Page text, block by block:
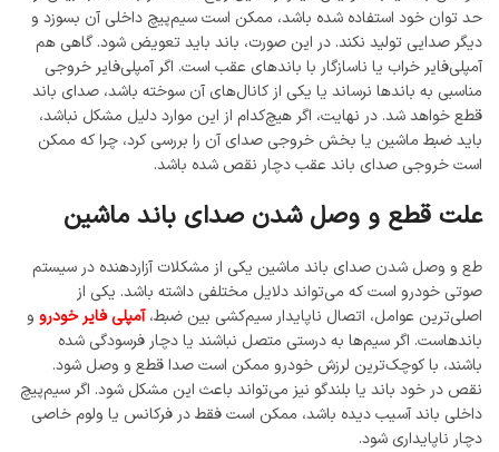
حد توان خود استفاده شده باشد، ممکن است سیم‌پیچ داخلی آن بسوزد و
دیگر صدایی تولید نکند. در این صورت، باند باید تعویض شود. گاهی هم
آمپلی‌فایر خراب یا ناسازگار با باندهای عقب است. اگر آمپلی‌فایر خروجی
مناسبی به باندها نرساند یا یکی از کانال‌های آن سوخته باشد، صدای باند
قطع خواهد شد. در نهایت، اگر هیچ‌کدام از این موارد دلیل مشکل نباشد،
باید ضبط ماشین یا بخش خروجی صدای آن را بررسی کرد، چرا که ممکن
است خروجی صدای باند عقب دچار نقص شده باشد.
علت قطع و وصل شدن صدای باند ماشین
طع و وصل شدن صدای باند ماشین یکی از مشکلات آزاردهنده در سیستم
صوتی خودرو است که می‌تواند دلایل مختلفی داشته باشد. یکی از
اصلی‌ترین عوامل، اتصال ناپایدار سیم‌کشی بین ضبط،آمپلی ‌فایر خودرو و
باندهاست. اگر سیم‌ها به درستی متصل نباشند یا دچار فرسودگی شده
باشند، با کوچک‌ترین لرزش خودرو ممکن است صدا قطع و وصل شود.
نقص در خود باند یا بلندگو نیز می‌تواند باعث این مشکل شود. اگر سیم‌پیچ
داخلی باند آسیب دیده باشد، ممکن است فقط در فرکانس یا ولوم خاصی
دچار ناپایداری شود.